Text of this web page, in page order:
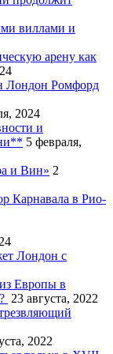
виллами и
арену как
Лондон Ромфорд
2024
и
5 февраля,
и Вин» 2
Карнавала в Рио-
Лондон с
Европы в
23 августа, 2022
2022